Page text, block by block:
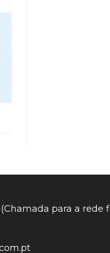
para a rede